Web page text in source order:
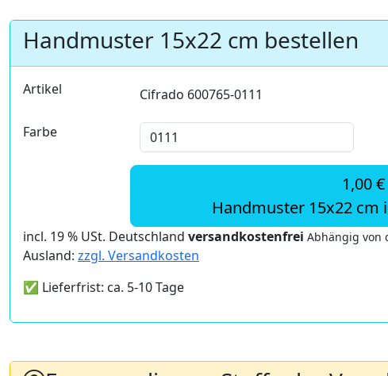
Handmuster 15x22 cm bestellen
Artikel Cifrado 600765-0111
Farbe
1,00 €
Handmuster 15x22 cm
incl. 19 % USt. Deutschland versandkostenfrei Abhängig von
Ausland: zzgl. Versandkosten
✅ Lieferfrist: ca. 5-10 Tage